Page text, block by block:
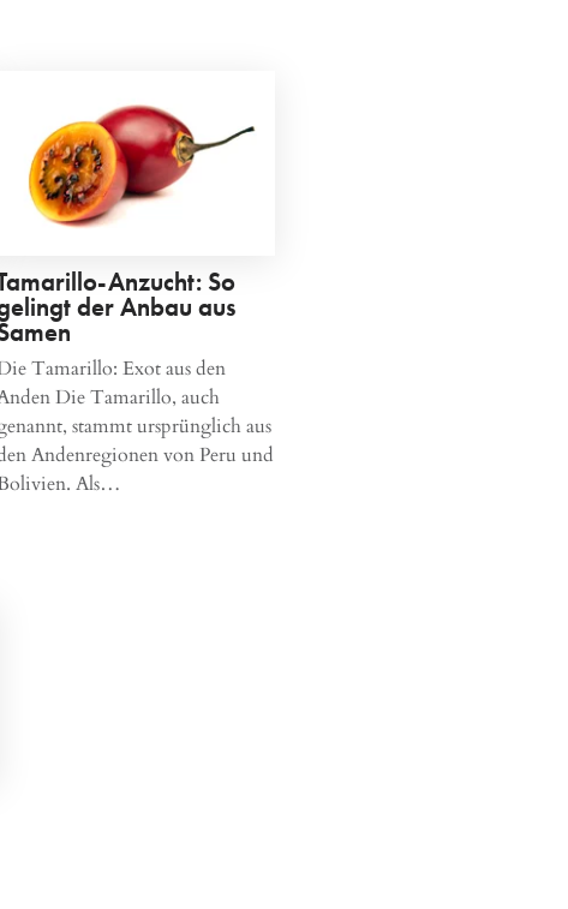
Anzucht: So
der Anbau aus
Tamarillo: Exot aus den
Die Tamarillo, auch
stammt ursprünglich aus
Andenregionen von Peru und
Als…